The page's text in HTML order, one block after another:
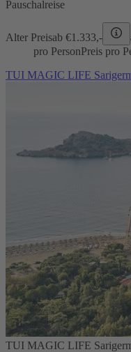
Pauschalreise
Alter Preisab €1.333,-
pro PersonPreis pro
TUI MAGIC LIFE
TUI MAGIC LIFE